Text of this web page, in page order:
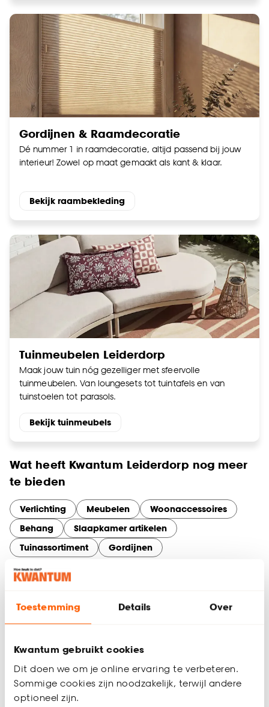
Toestemming Details Over
Kwantum gebruikt cookies
Dit doen we om je online ervaring te verbeteren.
Sommige cookies zijn noodzakelijk, terwijl andere
optioneel zijn.
Gordijnen & Raamdecoratie
Dé nummer 1 in raamdecoratie, altijd passend bij jouw
interieur! Zowel op maat gemaakt als kant & klaar.
Bekijk raambekleding
Tuinmeubelen Leiderdorp
Maak jouw tuin nóg gezelliger met sfeervolle
tuinmeubelen. Van loungesets tot tuintafels en van
tuinstoelen tot parasols.
Bekijk tuinmeubels
Wat heeft Kwantum Leiderdorp nog meer
te bieden
Verlichting Meubelen
Woonaccessoires
Behang
Slaapkamer artikelen
Tuinassortiment
Gordijnen
Leiderdorp
nu online bestelt en in de winkel ophaalt, thuisadvies nodig
hebt voor gordijnen op maat, of een artikel wilt retourneren –